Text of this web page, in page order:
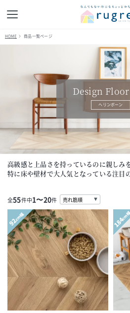
HOME 商品一覧ページ
Design
ヘリンボーン
高級感と上品さを持っているのに親しみ
特に床や壁材で大人気となっている注目の
全55件中1〜20件
92cm幅 184
cm